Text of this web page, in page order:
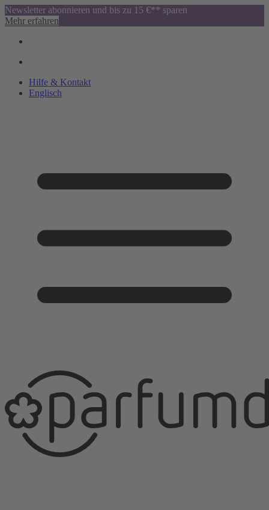
Newsletter abonnieren und bis zu 15 €** sparen
Mehr erfahren
Hilfe & Kontakt
Englisch